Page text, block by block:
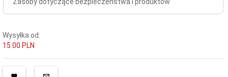
Wysyłka od:
15.00 PLN